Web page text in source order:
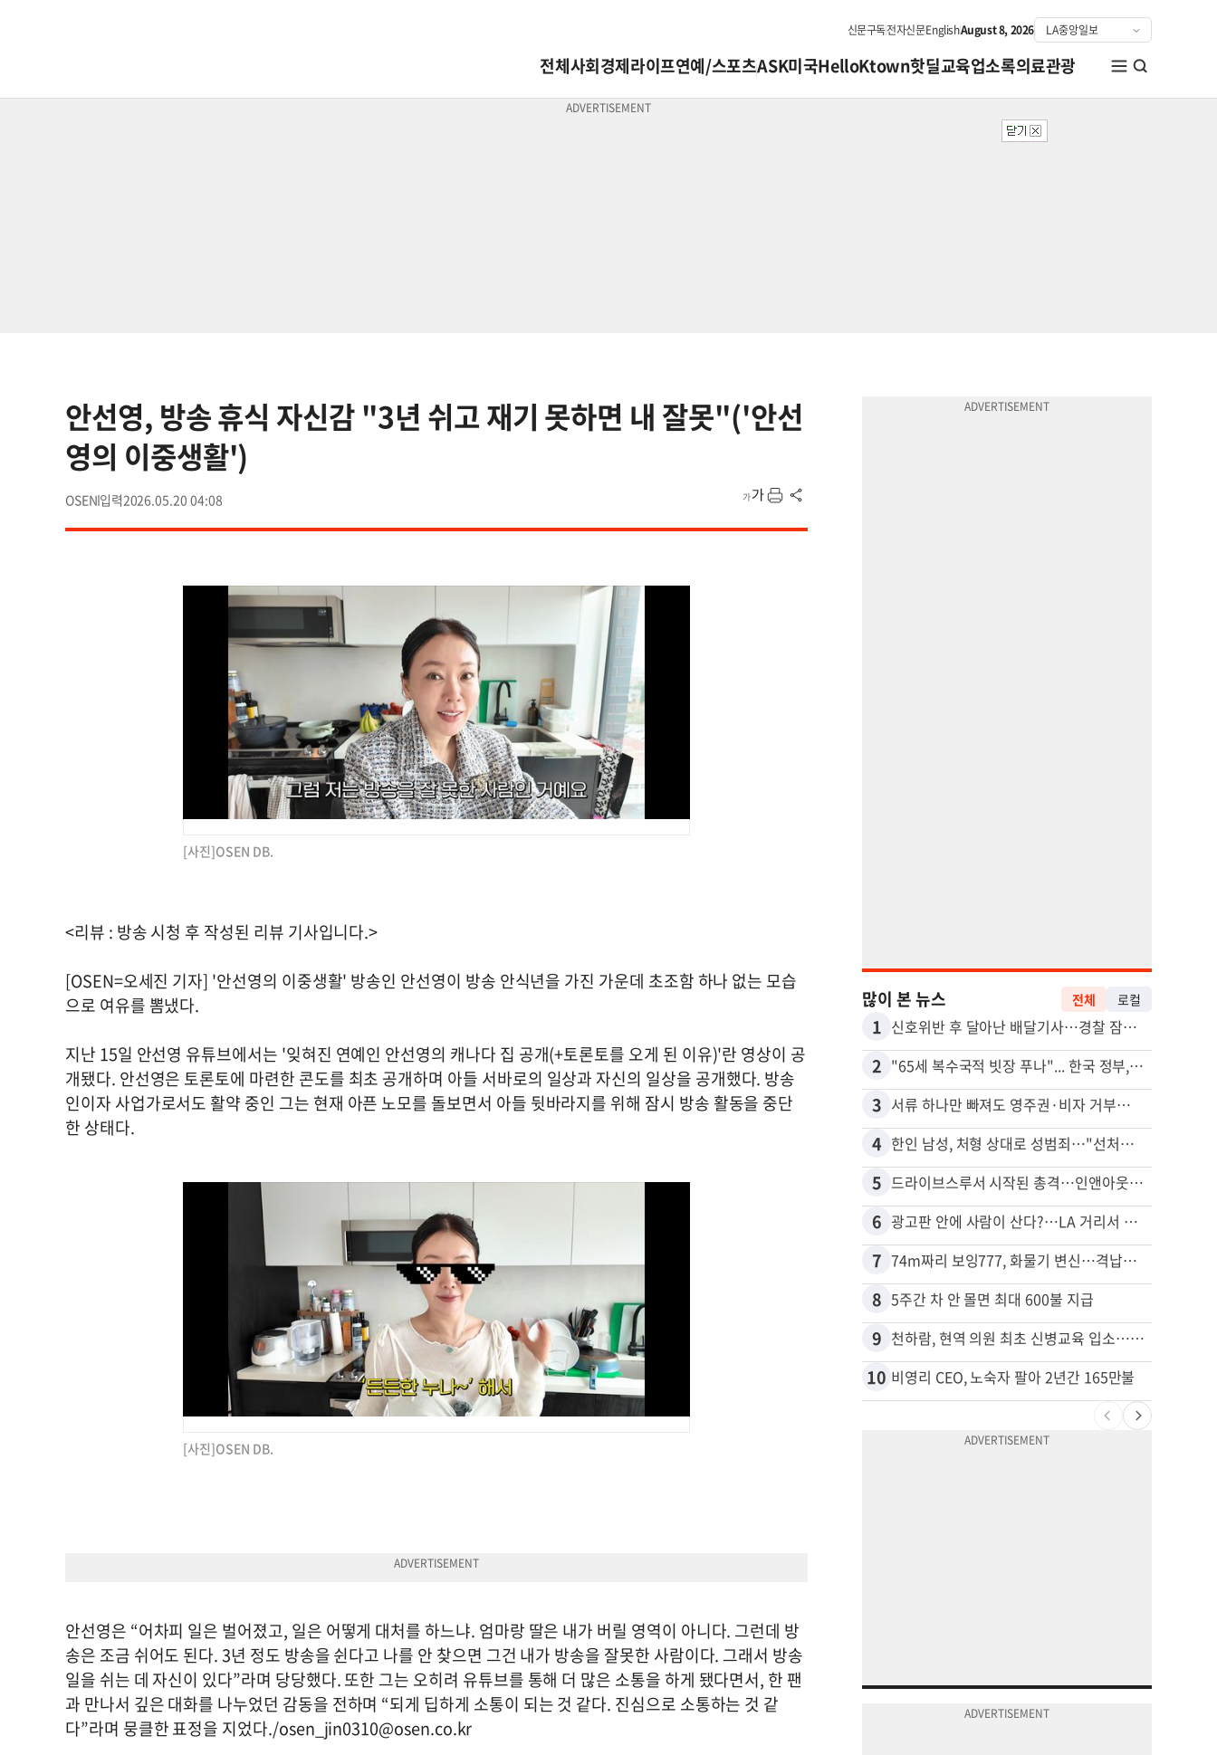
신문구독전자신문EnglishAugust 8, 2026
전체사회경제라이프연예/스포츠ASK미국HelloKtown핫딜교육업소록의료관광
안선영, 방송 휴식 자신감 "3년 쉬고 재기 못하면 내 잘못"('안선
영의 이중생활')
OSEN 2026.05.20 04:08
[사진]OSEN DB.
<리뷰 : 방송 시청 후 작성된 리뷰 기사입니다.>
[OSEN=오세진 기자] '안선영의 이중생활' 방송인 안선영이 방송 안식년을 가진 가운데 초조함 하나 없는 모습
으로 여유를 뽐냈다.
지난 15일 안선영 유튜브에서는 '잊혀진 연예인 안선영의 캐나다 집 공개(+토론토를 오게 된 이유)'란 영상이 공
개됐다. 안선영은 토론토에 마련한 콘도를 최초 공개하며 아들 서바로의 일상과 자신의 일상을 공개했다. 방송
인이자 사업가로서도 활약 중인 그는 현재 아픈 노모를 돌보면서 아들 뒷바라지를 위해 잠시 방송 활동을 중단
한 상태다.
[사진]OSEN DB.
안선영은 “어차피 일은 벌어졌고, 일은 어떻게 대처를 하느냐. 엄마랑 딸은 내가 버릴 영역이 아니다. 그런데 방
송은 조금 쉬어도 된다. 3년 정도 방송을 쉰다고 나를 안 찾으면 그건 내가 방송을 잘못한 사람이다. 그래서 방송
일을 쉬는 데 자신이 있다”라며 당당했다. 또한 그는 오히려 유튜브를 통해 더 많은 소통을 하게 됐다면서, 한 팬
과 만나서 깊은 대화를 나누었던 감동을 전하며 “되게 딥하게 소통이 되는 것 같다. 진심으로 소통하는 것 같
다”라며 뭉클한 표정을 지었다./osen_jin0310@osen.co.kr
많이 본 뉴스 전체 로컬
1 신호위반 후 달아난 배달기사…경찰 잠복해 잡고보니 ‘반전’
2 "65세 복수국적 빗장 푸나"... 한국 정부, 연령 완화 전면 추진
3 서류 하나만 빠져도 영주권·비자 거부…심사관 재량권 대폭 확대
4 한인 남성, 처형 상대로 성범죄…"선처해줬더니 배신자 취급"
5 드라이브스루서 시작된 총격…인앤아웃 참사 영상 공개
6 광고판 안에 사람이 산다?…LA 거리서 화제
7 74m짜리 보잉777, 화물기 변신…격납고서 ‘보물’ 찾는 인천공항
8 5주간 차 안 몰면 최대 600불 지급
9 천하람, 현역 의원 최초 신병교육 입소…논산서 2박3일 생활
10 비영리 CEO, 노숙자 팔아 2년간 165만불